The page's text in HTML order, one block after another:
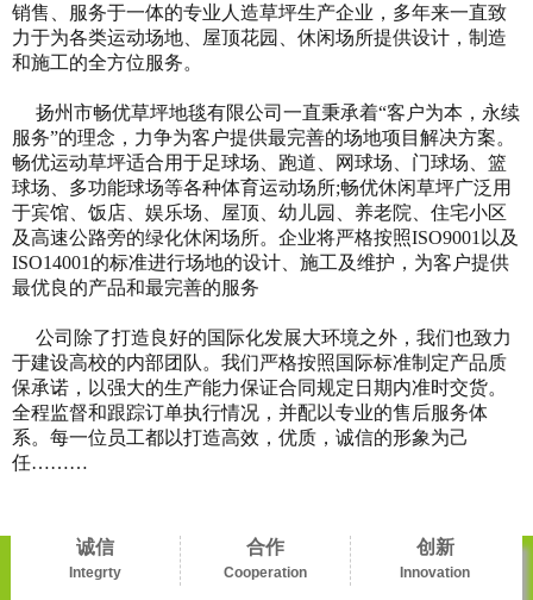
销售、服务于一体的专业人造草坪生产企业，多年来一直致
力于为各类运动场地、屋顶花园、休闲场所提供设计，制造
和施工的全方位服务。
扬州市畅优草坪地毯有限公司一直秉承着“客户为本，永续
服务”的理念，力争为客户提供最完善的场地项目解决方案。
畅优运动草坪适合用于足球场、跑道、网球场、门球场、篮
球场、多功能球场等各种体育运动场所;畅优休闲草坪广泛用
于宾馆、饭店、娱乐场、屋顶、幼儿园、养老院、住宅小区
及高速公路旁的绿化休闲场所。企业将严格按照ISO9001以及
ISO14001的标准进行场地的设计、施工及维护，为客户提供
最优良的产品和最完善的服务
公司除了打造良好的国际化发展大环境之外，我们也致力
于建设高校的内部团队。我们严格按照国际标准制定产品质
保承诺，以强大的生产能力保证合同规定日期内准时交货。
全程监督和跟踪订单执行情况，并配以专业的售后服务体
系。每一位员工都以打造高效，优质，诚信的形象为己
任………
诚信
Integrty
合作
Cooperation
创新
Innovation